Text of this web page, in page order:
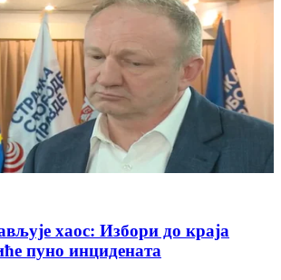
хаос: Избори до краја
пуно инцидената